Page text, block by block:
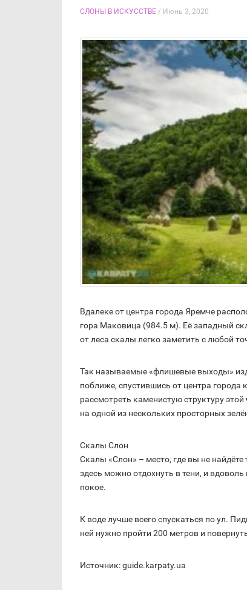
СЛОНЫ В ИСКУССТВЕ / Июнь 3, 2020
Вдалеке от центра города Яремче
гора Маковица (984.5 м). Её западный
от леса скалы легко заметить с любой
Так называемые «флишевые выходы»
поближе, спустившись от центра города
рассмотреть каменистую структуру
на одной из нескольких просторных
Скалы Слон
Скалы «Слон» – место, где вы не
здесь можно отдохнуть в тени, и
покое.
К воде лучше всего спускаться по ул.
ней нужно пройти 200 метров и
Источник: guide.karpaty.ua